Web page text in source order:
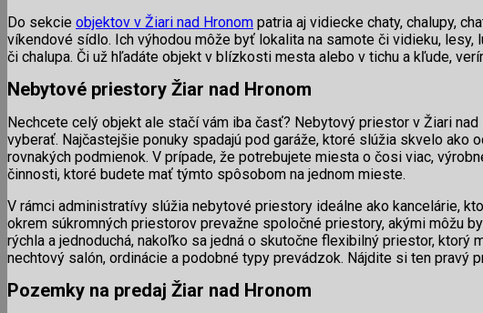
Do sekcie objektov v Žiari nad Hronom patria aj vidiecke chaty, chalupy,
víkendové sídlo. Ich výhodou môže byť lokalita na samote či vidieku,
či chalupa. Či už hľadáte objekt v blízkosti mesta alebo v tichu a kľude,
Nebytové priestory Žiar nad Hronom
Nechcete celý objekt ale stačí vám iba časť? Nebytový priestor v Žiari
vyberať. Najčastejšie ponuky spadajú pod garáže, ktoré slúžia skvelo
rovnakých podmienok. V prípade, že potrebujete miesta o čosi viac,
činnosti, ktoré budete mať týmto spôsobom na jednom mieste.
V rámci administratívy slúžia nebytové priestory ideálne ako kancelárie,
okrem súkromných priestorov prevažne spoločné priestory, akými môžu
rýchla a jednoduchá, nakoľko sa jedná o skutočne flexibilný priestor,
nechtový salón, ordinácie a podobné typy prevádzok. Nájdite si ten pravý
Pozemky na predaj Žiar nad Hronom